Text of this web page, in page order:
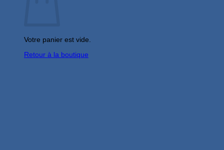
Votre panier est vide.
Retour à la boutique